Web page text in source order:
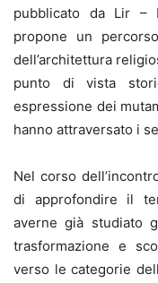
pubblicato da Lir –
propone un
dell’architettura
punto di vista
espressione dei
hanno attraversato i
Nel corso
di approfondire il
averne già studiato
trasformazione e
verso le categorie